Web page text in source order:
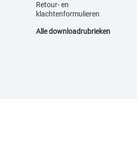
Retour- en
klachtenformulieren
Alle downloadrubrieken